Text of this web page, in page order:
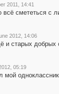
2011, 14:41
всё смететься с
2012, 14:06
и старых добрых
05:19
мой